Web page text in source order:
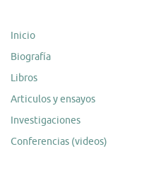
Inicio
Biografía
Libros
Articulos y ensayos
Investigaciones
Conferencias (videos)